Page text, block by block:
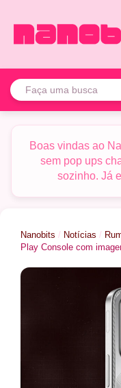
para
Boas vindas ao
sem pop ups
sozinho. Já
Nanobits / Notícias /
Play Console com